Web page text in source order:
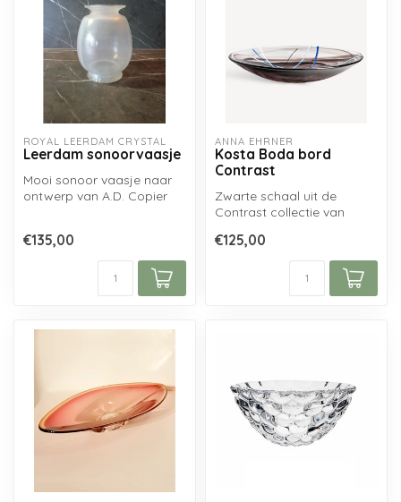
ROYAL LEERDAM CRYSTAL
Leerdam sonoorvaasje
Mooi sonoor vaasje naar
ontwerp van A.D. Copier
€135,00
ANNA EHRNER
Kosta Boda bord
Contrast
Zwarte schaal uit de
Contrast collectie van
€125,00